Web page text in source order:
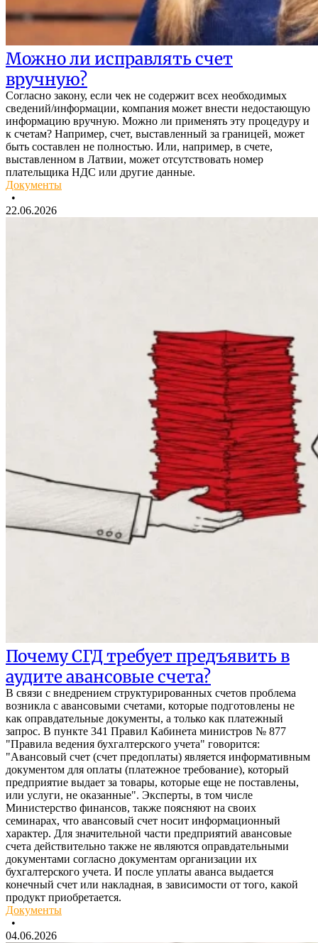
Можно ли исправлять счет
вручную?
Согласно закону, если чек не содержит всех необходимых
сведений/информации, компания может внести недостающую
информацию вручную. Можно ли применять эту процедуру и
к счетам? Например, счет, выставленный за границей, может
быть составлен не полностью. Или, например, в счете,
выставленном в Латвии, может отсутствовать номер
плательщика НДС или другие данные.
Документы
•
22.06.2026
Почему СГД требует предъявить в
аудите авансовые счета?
В связи с внедрением структурированных счетов проблема
возникла с авансовыми счетами, которые подготовлены не
как оправдательные документы, а только как платежный
запрос. В пункте 341 Правил Кабинета министров № 877
"Правила ведения бухгалтерского учета" говорится:
"Авансовый счет (счет предоплаты) является информативным
документом для оплаты (платежное требование), который
предприятие выдает за товары, которые еще не поставлены,
или услуги, не оказанные". Эксперты, в том числе
Министерство финансов, также поясняют на своих
семинарах, что авансовый счет носит информационный
характер. Для значительной части предприятий авансовые
счета действительно также не являются оправдательными
документами согласно документам организации их
бухгалтерского учета. И после уплаты аванса выдается
конечный счет или накладная, в зависимости от того, какой
продукт приобретается.
Документы
•
04.06.2026